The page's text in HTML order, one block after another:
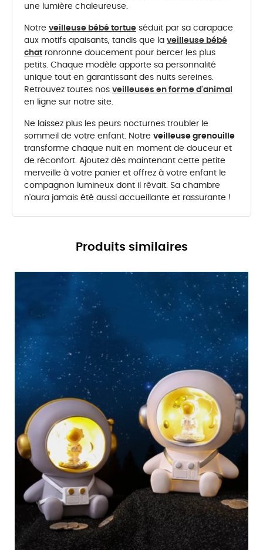
une lumière chaleureuse.
Notre veilleuse bébé tortue séduit par sa carapace
aux motifs apaisants, tandis que la veilleuse bébé
chat ronronne doucement pour bercer les plus
petits. Chaque modèle apporte sa personnalité
unique tout en garantissant des nuits sereines.
Retrouvez toutes nos veilleuses en forme d'animal
en ligne sur notre site.
Ne laissez plus les peurs nocturnes troubler le
sommeil de votre enfant. Notre veilleuse grenouille
transforme chaque nuit en moment de douceur et
de réconfort. Ajoutez dès maintenant cette petite
merveille à votre panier et offrez à votre enfant le
compagnon lumineux dont il rêvait. Sa chambre
n'aura jamais été aussi accueillante et rassurante !
Produits similaires